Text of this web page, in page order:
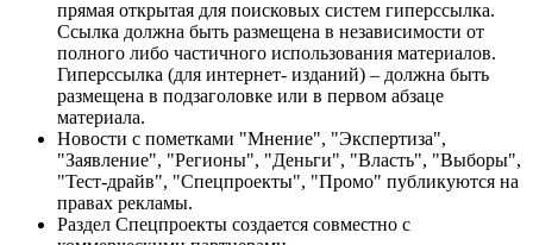
прямая открытая для поисковых систем гиперссылка.
Ссылка должна быть размещена в независимости от
полного либо частичного использования материалов.
Гиперссылка (для интернет- изданий) – должна быть
размещена в подзаголовке или в первом абзаце
материала.
Новости с пометками "Мнение", "Экспертиза",
"Заявление", "Регионы", "Деньги", "Власть", "Выборы",
"Тест-драйв", "Спецпроекты", "Промо" публикуются на
правах рекламы.
Раздел Спецпроекты создается совместно с